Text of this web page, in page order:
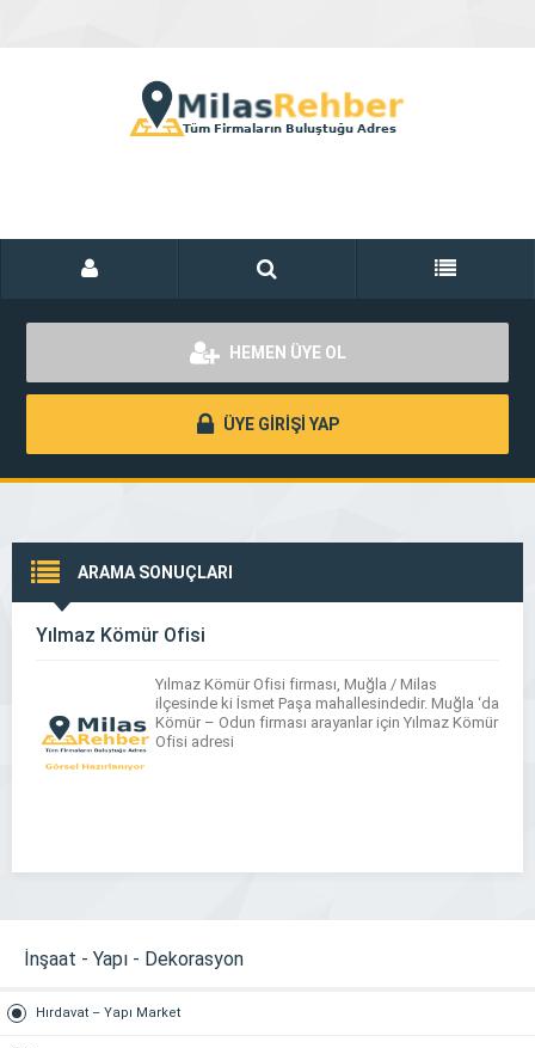
HEMEN ÜYE OL
ÜYE GİRİŞİ YAP
ARAMA SONUÇLARI
Yılmaz Kömür Ofisi
Yılmaz Kömür Ofisi firması, Muğla / Milas
ilçesinde ki İsmet Paşa mahallesindedir. Muğla ‘da
Kömür – Odun firması arayanlar için Yılmaz Kömür
Ofisi adresi
İnşaat - Yapı - Dekorasyon
Hırdavat – Yapı Market